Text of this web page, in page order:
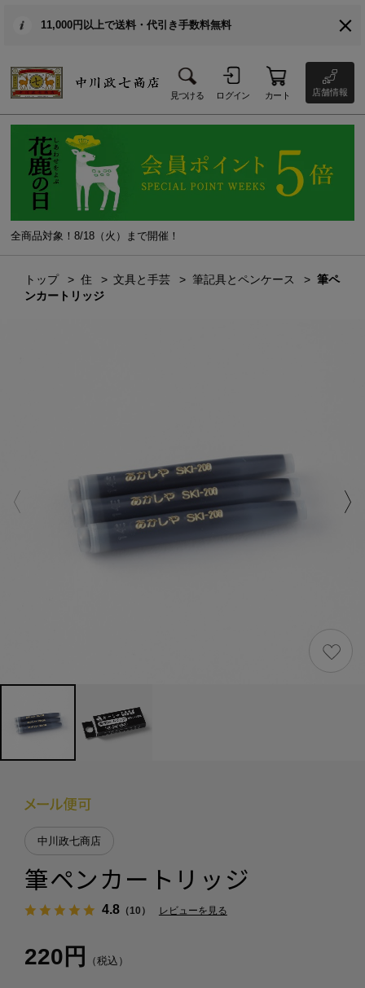
11,000円以上で送料・代引き手数料無料
見つける ログイン カート 店舗情報
全商品対象！8/18（火）まで開催！
トップ 住 文具と手芸 筆記具とペンケース
筆ペ
ンカートリッジ
中川政七商店
筆ペンカートリッジ
4.8（10） レビューを見る
220円 （税込）